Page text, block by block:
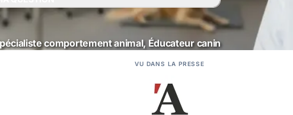
comportement animal, Éducateur canin
VU DANS LA PRESSE